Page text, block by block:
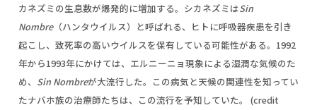
カネズミの生息数が爆発的に増加する。シカネズミはSin
Nombre（ハンタウイルス）と呼ばれる、ヒトに呼吸器疾患を引き
起こし、致死率の高いウイルスを保有している可能性がある。1992
年から1993年にかけては、エルニーニョ現象による湿潤な気候のた
め、 Sin Nombreが大流行した。この病気と天候の関連性を知ってい
たナバホ族の治療師たちは、この流行を予知していた。 (credit